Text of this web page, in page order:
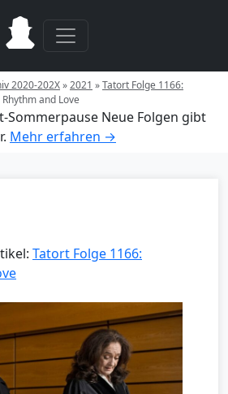
2020-202X»2021 »Tatort Folge 1166:
and Love
Neue Folgen gibt
Mehr erfahren →
Tatort Folge 1166: